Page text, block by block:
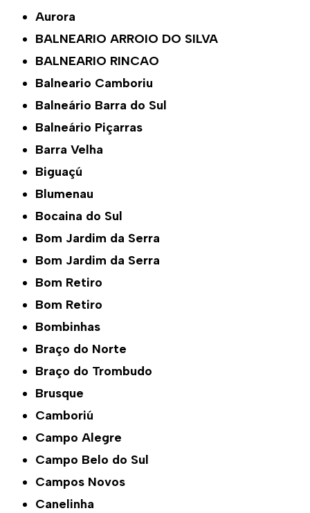
Aurora
BALNEARIO ARROIO DO SILVA
BALNEARIO RINCAO
Balneario Camboriu
Balneário Barra do Sul
Balneário Piçarras
Barra Velha
Biguaçú
Blumenau
Bocaina do Sul
Bom Jardim da Serra
Bom Jardim da Serra
Bom Retiro
Bom Retiro
Bombinhas
Braço do Norte
Braço do Trombudo
Brusque
Camboriú
Campo Alegre
Campo Belo do Sul
Campos Novos
Canelinha